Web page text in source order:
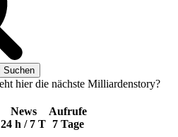
hier die nächste Milliardenstory?
News
24 h / 7 T
Aufrufe
7 Tage